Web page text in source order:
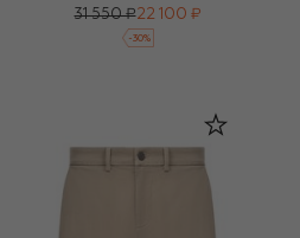
31 550 ₽22 100 ₽
-30%